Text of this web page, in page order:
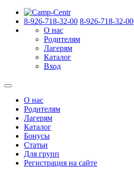
8-926-718-32-00 8-926-718-32-00
О нас
Родителям
Лагерям
Каталог
Вход
О нас
Родителям
Лагерям
Каталог
Бонусы
Статьи
Для групп
Регистрация на сайте